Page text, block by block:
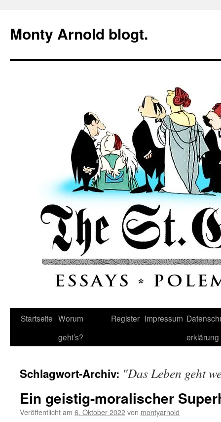
springen
Monty Arnold blogt.
Startseite Worum
geht’s?
Register Impressum
erklärung
Schlagwort-Archiv: "Das Leben geht
Ein geistig-moralischer
Veröffentlicht am 6. Oktober 2022von montyarnold